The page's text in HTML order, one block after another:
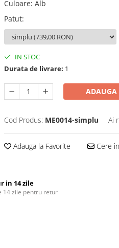
Culoare: Alb
Patut:
IN STOC
Durata de livrare: 1
ADAUGA
Cod Produs: ME0014-simplu Ai
Adauga la Favorite Cere
in 14 zile
14 zile pentru retur